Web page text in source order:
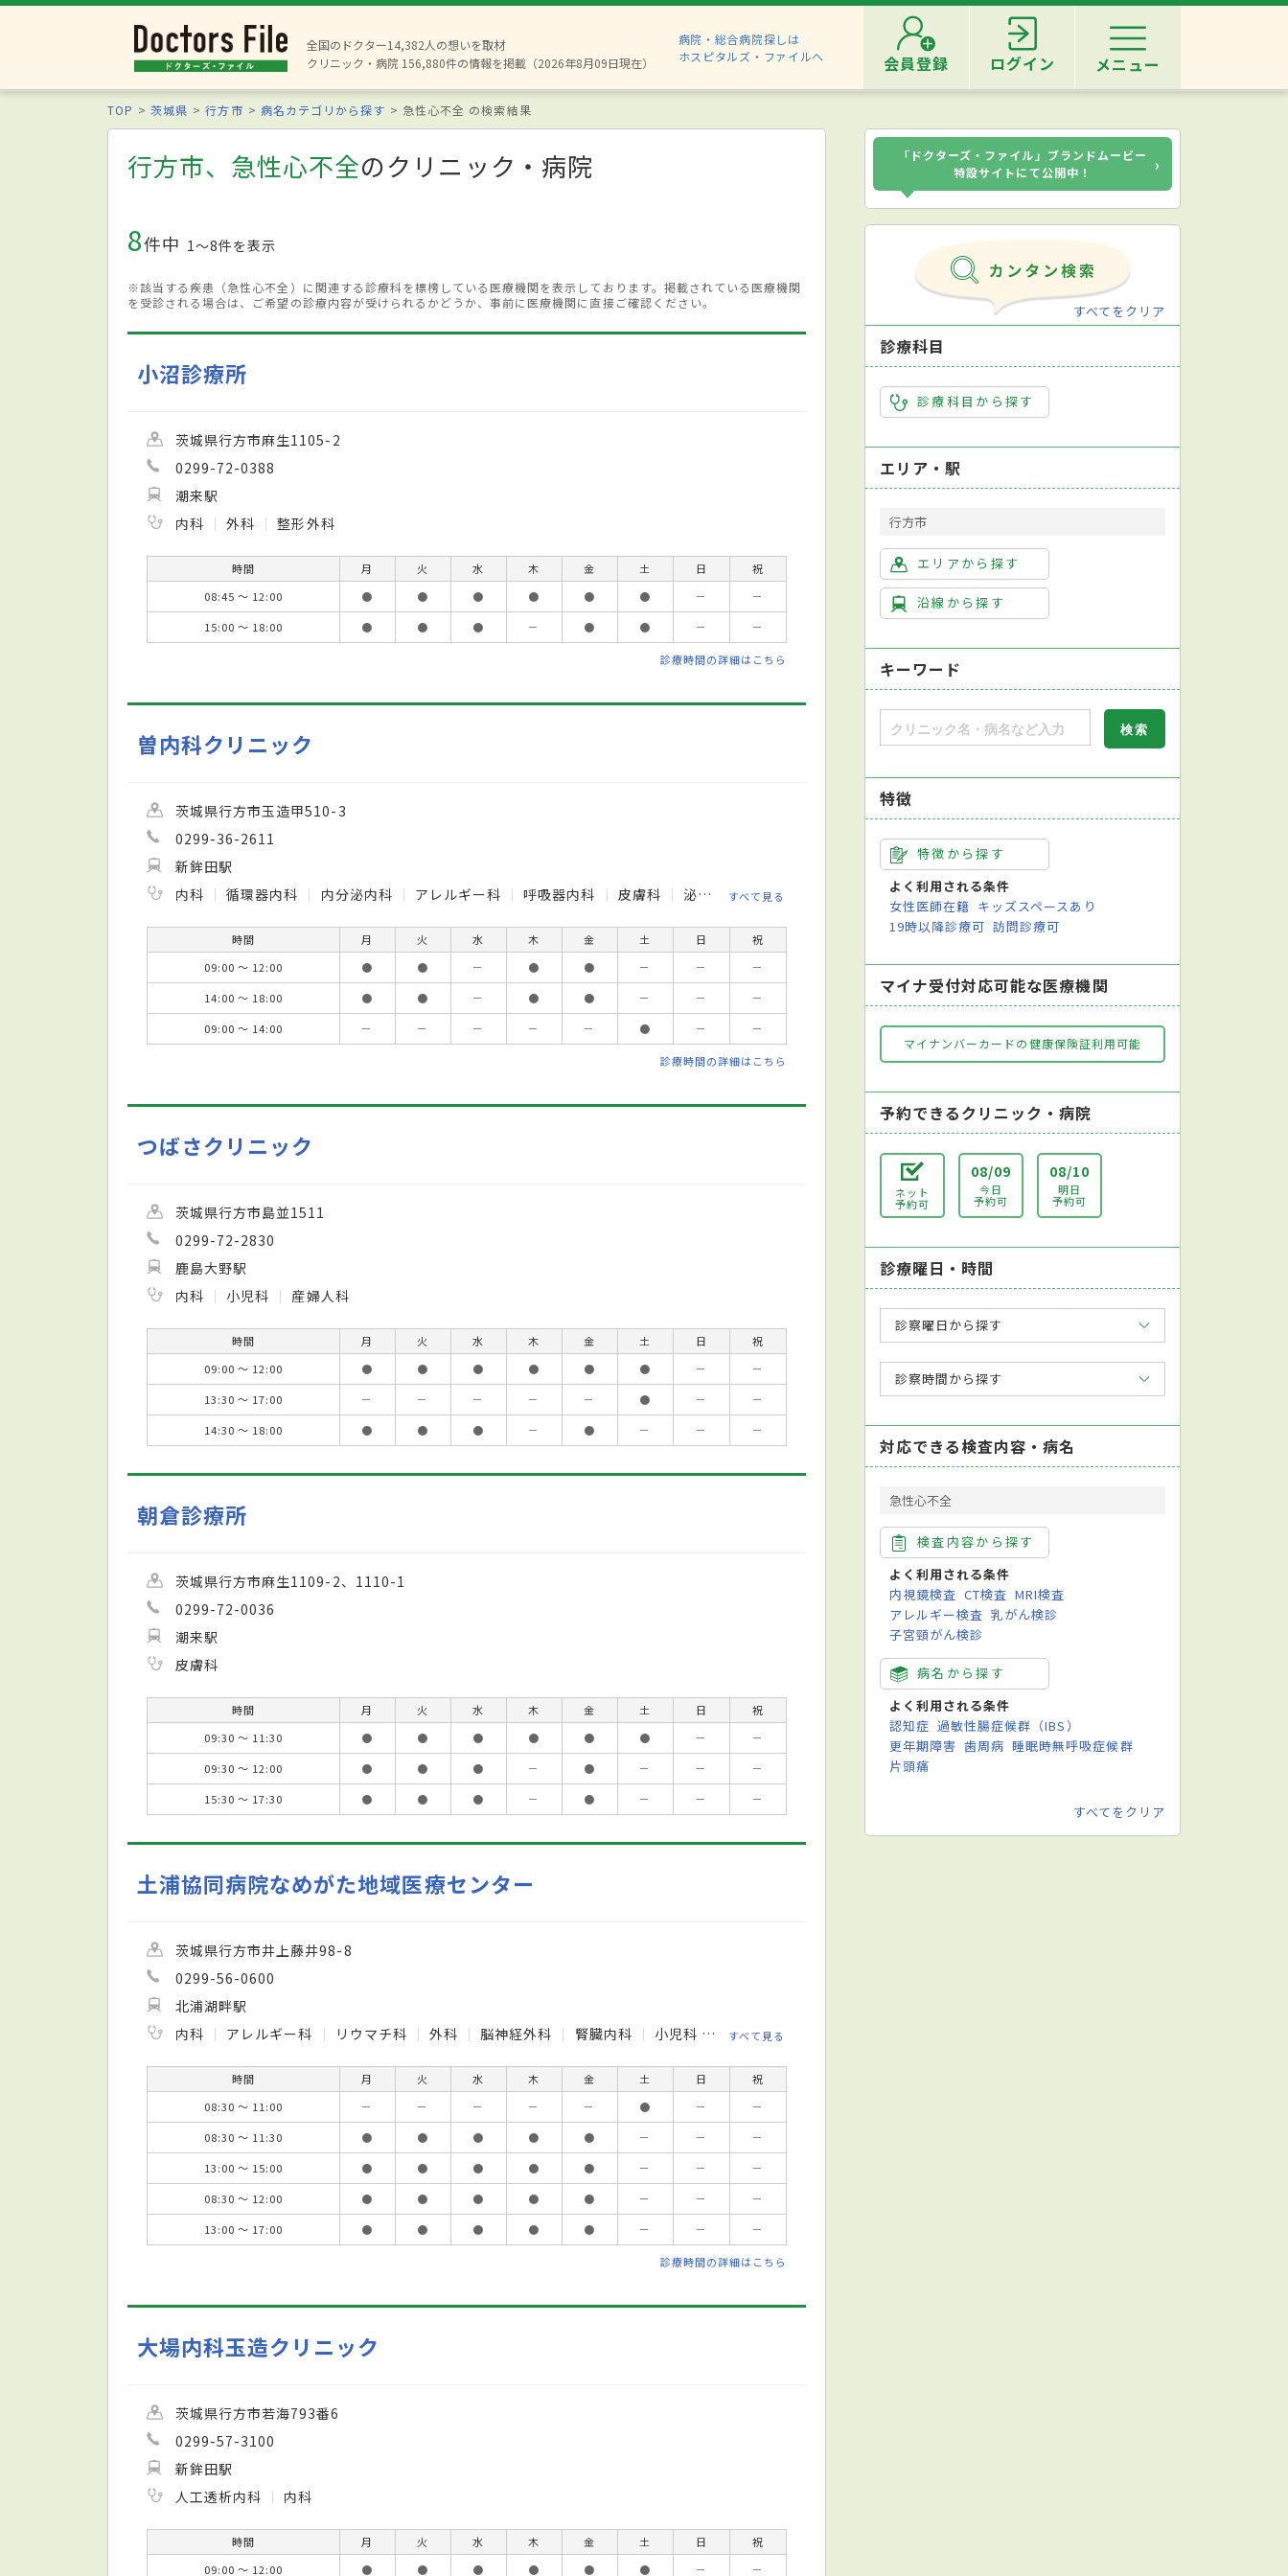
全国のドクター14,382人の想いを取材
クリニック・病院 156,880件の情報を掲載（2026年8月09日現在）
病院・総合病院探しは
ホスピタルズ・ファイルへ
会員登録 ログイン メニュー
TOP 茨城県 行方市 病名カテゴリから探す 急性心不全 の検索結果
行方市、急性心不全のクリニック・病院
8件中 1〜8件を表示
※該当する疾患（急性心不全）に関連する診療科を標榜している医療機関を表示しております。掲載されている医療機関
を受診される場合は、ご希望の診療内容が受けられるかどうか、事前に医療機関に直接ご確認ください。
小沼診療所
茨城県行方市麻生1105-2
0299-72-0388
潮来駅
内科
外科 整形外科
時間 月 火 水 木 金 土 日
祝
08:45 ～ 12:00
● ● ● ● ● ● －
－
15:00 ～ 18:00
● ● ● － ● ● － －
診療時間の詳細はこちら
曽内科クリニック
茨城県行方市玉造甲510-3
0299-36-2611
新鉾田駅
内科
循環器内科 内分泌内科 アレルギー科 呼吸器内科 皮膚科 泌尿器科 救急科
すべて見る
時間 月 火 水 木 金 土 日
祝
09:00 ～ 12:00
● ● － ● ● － －
－
14:00 ～ 18:00
● ● － ● ● － －
－
09:00 ～ 14:00
－ － － － － ● － －
診療時間の詳細はこちら
つばさクリニック
茨城県行方市島並1511
0299-72-2830
鹿島大野駅
内科
小児科 産婦人科
時間 月 火 水 木 金 土 日
祝
09:00 ～ 12:00
● ● ● ● ● ● －
－
13:30 ～ 17:00
－ － － － － ● －
－
14:30 ～ 18:00
● ● ● － ● － － －
朝倉診療所
茨城県行方市麻生1109-2、1110-1
0299-72-0036
潮来駅
皮膚科
時間 月 火 水 木 金 土 日
祝
09:30 ～ 11:30
● ● ● ● ● ● －
－
09:30 ～ 12:00
● ● ● － ● － －
－
15:30 ～ 17:30
● ● ● － ● － － －
土浦協同病院なめがた地域医療センター
茨城県行方市井上藤井98-8
0299-56-0600
北浦湖畔駅
内科
アレルギー科 リウマチ科 外科 脳神経外科 腎臓内科 小児科 整形外科
すべて見る
時間 月 火 水 木 金 土 日
祝
08:30 ～ 11:00
－ － － － － ● －
－
08:30 ～ 11:30
● ● ● ● ● － －
－
13:00 ～ 15:00
● ● ● ● ● － －
－
08:30 ～ 12:00
● ● ● ● ● － －
－
13:00 ～ 17:00
● ● ● ● ● － － －
診療時間の詳細はこちら
大場内科玉造クリニック
茨城県行方市若海793番6
0299-57-3100
新鉾田駅
人工透析内科
内科
時間 月 火 水 木 金 土 日
祝
09:00 ～ 12:00
● ● ● ● ● ● －
－
「ドクターズ・ファイル」ブランドムービー
特設サイトにて公開中！
›
すべてをクリア
診療科目
診療科目から探す
エリア・駅
行方市
エリアから探す
沿線から探す
キーワード
特徴
特徴から探す
よく利用される条件
女性医師在籍 キッズスペースあり
19時以降診療可 訪問診療可
マイナ受付対応可能な医療機関
マイナンバーカードの健康保険証利用可能
予約できるクリニック・病院
ネット
予約可
08/09
今日
予約可
08/10
明日
予約可
診療曜日・時間
診察曜日から探す
診察時間から探す
対応できる検査内容・病名
急性心不全
検査内容から探す
よく利用される条件
内視鏡検査 CT検査 MRI検査
アレルギー検査 乳がん検診
子宮頸がん検診
病名から探す
よく利用される条件
認知症 過敏性腸症候群（IBS）
更年期障害 歯周病 睡眠時無呼吸症候群
片頭痛
すべてをクリア